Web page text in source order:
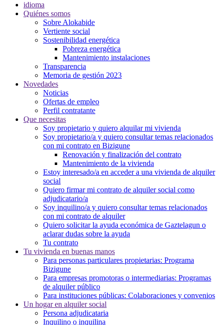
idioma
Quiénes somos
Sobre Alokabide
Vertiente social
Sostenibilidad energética
Pobreza energética
Mantenimiento instalaciones
Transparencia
Memoria de gestión 2023
Novedades
Noticias
Ofertas de empleo
Perfil contratante
Que necesitas
Soy propietario y quiero alquilar mi vivienda
Soy propietario/a y quiero consultar temas relacionados
con mi contrato en Bizigune
Renovación y finalización del contrato
Mantenimiento de la vivienda
Estoy interesado/a en acceder a una vivienda de alquiler
social
Quiero firmar mi contrato de alquiler social como
adjudicatario/a
Soy inquilino/a y quiero consultar temas relacionados
con mi contrato de alquiler
Quiero solicitar la ayuda económica de Gaztelagun o
aclarar dudas sobre la ayuda
Tu contrato
Tu vivienda en buenas manos
Para personas particulares propietarias: Programa
Bizigune
Para empresas promotoras o intermediarias: Programas
de alquiler público
Para instituciones públicas: Colaboraciones y convenios
Un hogar en alquiler social
Persona adjudicataria
Inquilino o inquilina